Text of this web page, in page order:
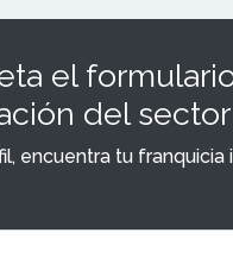
el
del sector
encuentra tu